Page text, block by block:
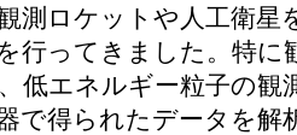
測ロケットや人工衛星
行ってきました。特に
低エネルギー粒子の観
で得られたデータを解